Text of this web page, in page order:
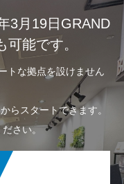
3月19日GRAND
能です。
トな拠点を設けません
らスタートできます。
さい。